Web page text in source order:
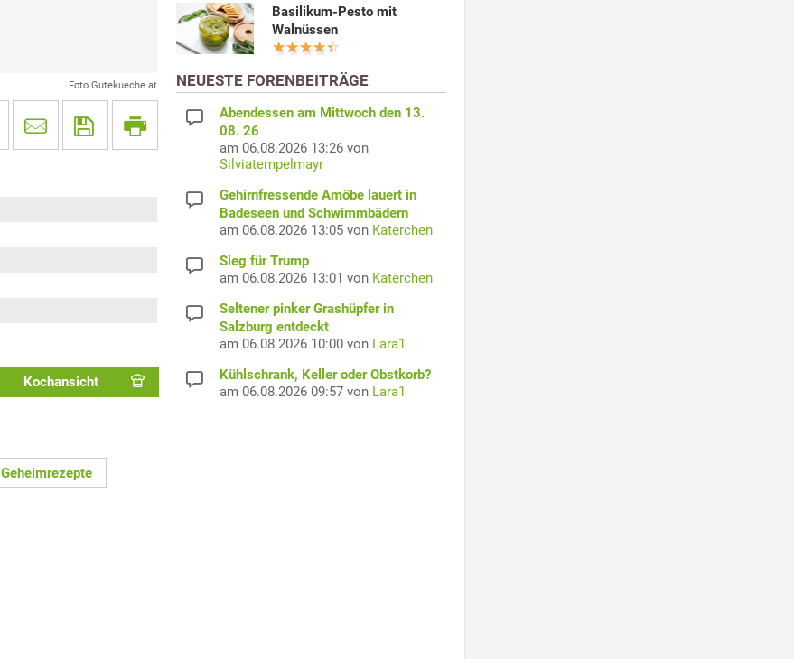
Foto Gutekueche.at
Kochansicht
Geheimrezepte
Basilikum-Pesto mit
Walnüssen
NEUESTE FORENBEITRÄGE
Abendessen am Mittwoch den 13.
08. 26
am 06.08.2026 13:26 von
Silviatempelmayr
Gehirnfressende Amöbe lauert in
Badeseen und Schwimmbädern
am 06.08.2026 13:05 von Katerchen
Sieg für Trump
am 06.08.2026 13:01 von Katerchen
Seltener pinker Grashüpfer in
Salzburg entdeckt
am 06.08.2026 10:00 von Lara1
Kühlschrank, Keller oder Obstkorb?
am 06.08.2026 09:57 von Lara1